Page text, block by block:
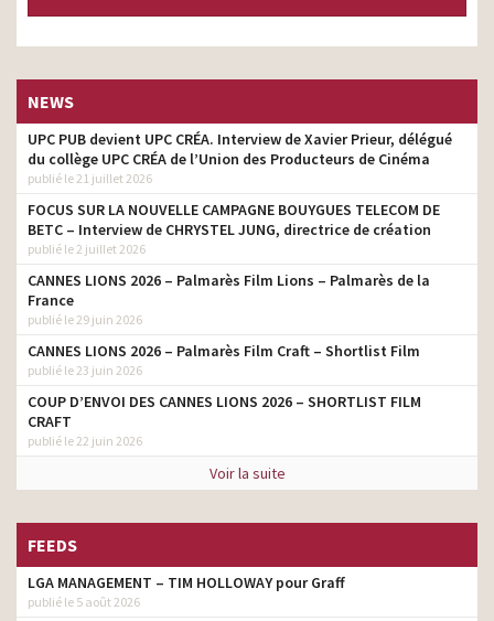
NEWS
UPC PUB devient UPC CRÉA. Interview de Xavier Prieur, délégué
du collège UPC CRÉA de l’Union des Producteurs de Cinéma
publié le 21 juillet 2026
FOCUS SUR LA NOUVELLE CAMPAGNE BOUYGUES TELECOM DE
BETC – Interview de CHRYSTEL JUNG, directrice de création
publié le 2 juillet 2026
CANNES LIONS 2026 – Palmarès Film Lions – Palmarès de la
France
publié le 29 juin 2026
CANNES LIONS 2026 – Palmarès Film Craft – Shortlist Film
publié le 23 juin 2026
COUP D’ENVOI DES CANNES LIONS 2026 – SHORTLIST FILM
CRAFT
publié le 22 juin 2026
Voir la suite
FEEDS
LGA MANAGEMENT – TIM HOLLOWAY pour Graff
publié le 5 août 2026